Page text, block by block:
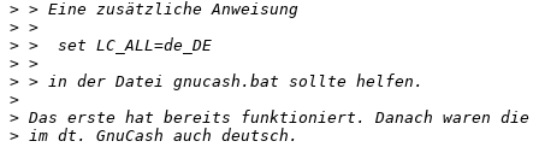
>
>
>
>
>
>
>
>